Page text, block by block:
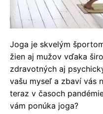
Joga je skvelým
žien aj mužov vďaka
zdravotných aj
vašu myseľ a zbaví vás
teraz v časoch
vám ponúka joga?